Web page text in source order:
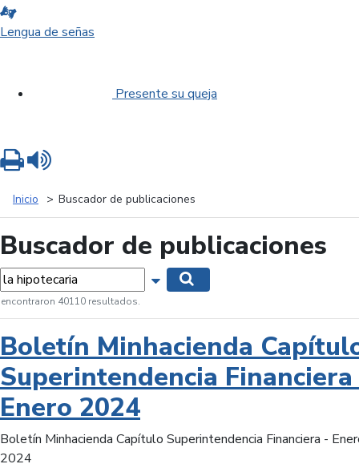
Lengua de señas
Presente su queja
Inicio Buscador de publicaciones
Buscador de publicaciones
Mostrar opciones de búsqueda
encontraron 40110 resultados.
Boletín Minhacienda
Superintendencia
Enero 2024
Boletín Minhacienda Capítulo Superintendencia Financiera -
2024
Imprimir